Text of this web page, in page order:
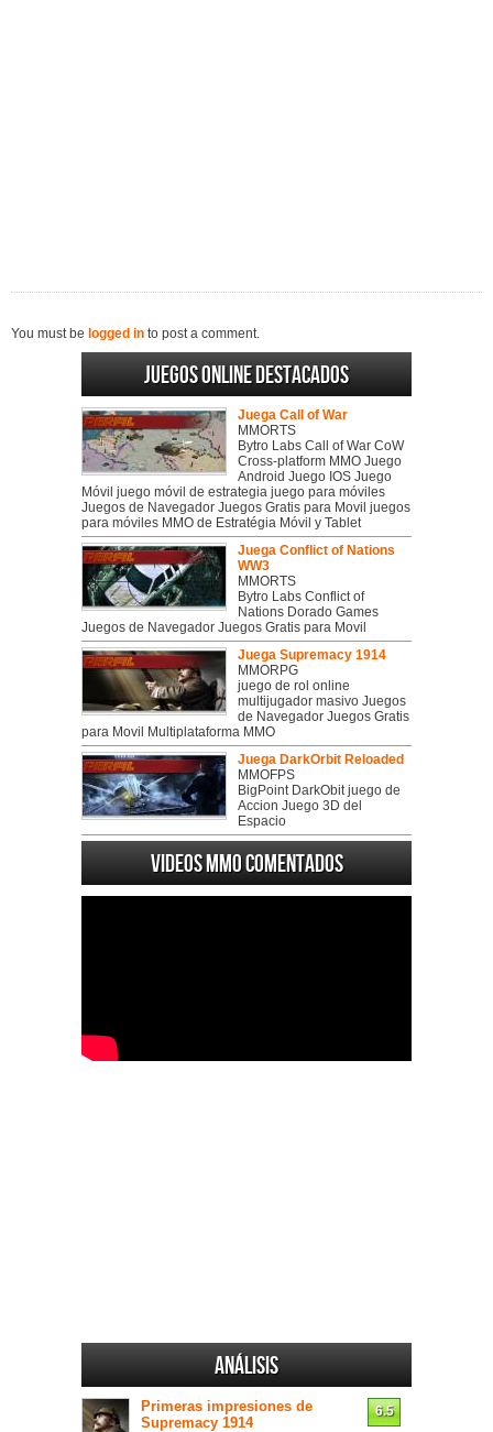
You must be logged in to post a comment.
Juegos online destacados
Juega Call of War
MMORTS
Bytro Labs Call of War CoW
Cross-platform MMO Juego
Android Juego IOS Juego
Móvil juego móvil de estrategia juego para móviles
Juegos de Navegador Juegos Gratis para Movil juegos
para móviles MMO de Estratégia Móvil y Tablet
Juega Conflict of Nations
WW3
MMORTS
Bytro Labs Conflict of
Nations Dorado Games
Juegos de Navegador Juegos Gratis para Movil
Juega Supremacy 1914
MMORPG
juego de rol online
multijugador masivo Juegos
de Navegador Juegos Gratis
para Movil Multiplataforma MMO
Juega DarkOrbit Reloaded
MMOFPS
BigPoint DarkObit juego de
Accion Juego 3D del
Espacio
Videos MMO Comentados
Análisis
Primeras impresiones de
Supremacy 1914
6.5